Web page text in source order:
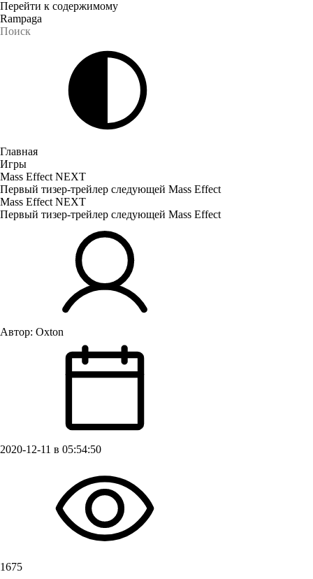
Перейти к содержимому
Rampaga
Главная
Игры
Mass Effect NEXT
Первый тизер-трейлер следующей Mass Effect
Mass Effect NEXT
Первый тизер-трейлер следующей Mass Effect
Автор: Oxton
2020-12-11 в 05:54:50
1675